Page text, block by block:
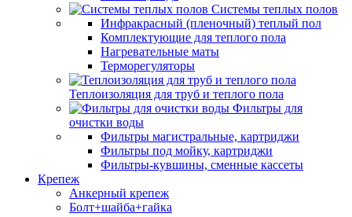
Системы теплых полов
Инфракрасный (пленочный) теплый пол
Комплектующие для теплого пола
Нагревательные маты
Терморегуляторы
Теплоизоляция для труб и теплого пола
Фильтры для
очистки воды
Фильтры магистральные, картриджи
Фильтры под мойку, картриджи
Фильтры-кувшины, сменные кассеты
Крепеж
Анкерный крепеж
Болт+шайба+гайка